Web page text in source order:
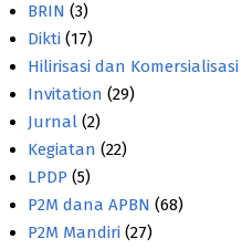
BRIN (3)
Dikti (17)
Hilirisasi dan Komersialisasi
Invitation (29)
Jurnal (2)
Kegiatan (22)
LPDP (5)
P2M dana APBN (68)
P2M Mandiri (27)